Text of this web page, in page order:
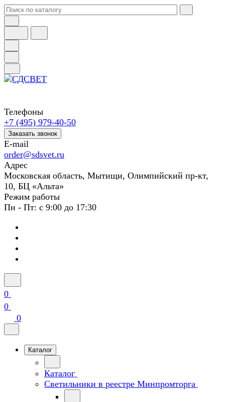
Телефоны
+7 (495) 979-40-50
Заказать звонок
E-mail
order@sdsvet.ru
Адрес
Московская область, Мытищи, Олимпийский пр-кт,
10, БЦ «Альта»
Режим работы
Пн - Пт: с 9:00 до 17:30
0
0
0
Каталог
Каталог
Светильники в реестре Минпромторга